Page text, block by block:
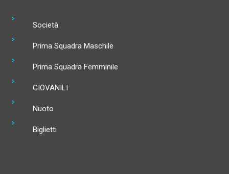
Società
Prima Squadra Maschile
Prima Squadra Femminile
GIOVANILI
Nuoto
Biglietti